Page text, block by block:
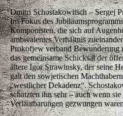
Dmitri Schostakowitsch – Sergej
Im Fokus des
Komponisten, die sich auf
ambivalentes Verhältnis
Prokofjew verband Bewunderung
das gemeinsame Schicksal der
ältere Igor Strawinsky, der seine
galt den sowjetischen
„westlicher Dekadenz“.
schätzten ihn sehr – auch wenn
Verlautbarungen gezwungen